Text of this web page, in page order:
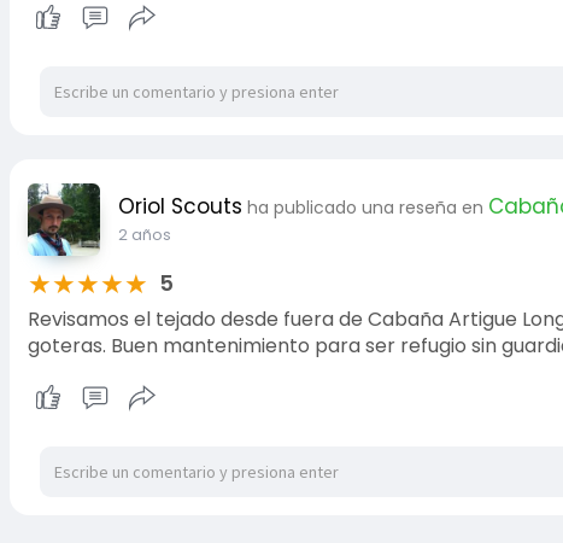
Oriol Scouts ha publicado una reseña en
2 años
★★★★★ 5
Revisamos el tejado desde fuera de Cabaña Artigue
goteras. Buen mantenimiento para ser refugio sin